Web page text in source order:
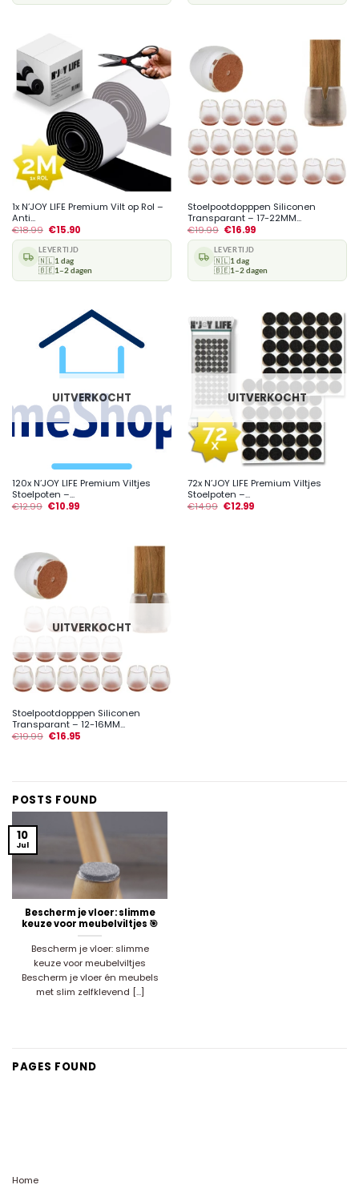
1x N’JOY LIFE Premium Vilt op Rol –
Anti...
€18.99 €15.90
LEVERTIJD
🇳🇱1 dag
🇧🇪1–2 dagen
Stoelpootdopppen Siliconen
Transparant – 17-22MM...
€19.99 €16.99
LEVERTIJD
🇳🇱1 dag
🇧🇪1–2 dagen
UITVERKOCHT
120x N’JOY LIFE Premium Viltjes
Stoelpoten –...
€12.99 €10.99
UITVERKOCHT
72x N’JOY LIFE Premium Viltjes
Stoelpoten –...
€14.99 €12.99
UITVERKOCHT
Stoelpootdopppen Siliconen
Transparant – 12-16MM...
€19.99 €16.95
POSTS FOUND
Bescherm je vloer: slimme
keuze voor meubelviltjes 🎯
Bescherm je vloer: slimme
keuze voor meubelviltjes
Bescherm je vloer én meubels
met slim zelfklevend [...]
10
Jul
PAGES FOUND
Home